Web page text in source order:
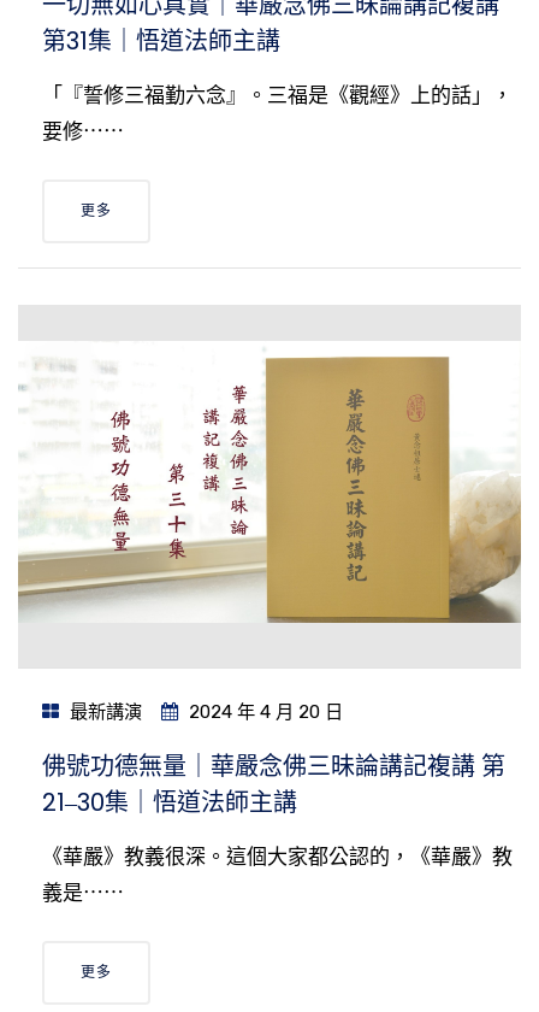
第31集｜悟道法師主講
「『誓修三福勤六念』。三福是《觀經》上的話」，
要修⋯⋯
更多
最新講演 2024 年 4 月 20 日
佛號功德無量｜華嚴念佛三昧論講記複講 第
21‒30集｜悟道法師主講
《華嚴》教義很深。這個大家都公認的，《華嚴》教
義是⋯⋯
更多